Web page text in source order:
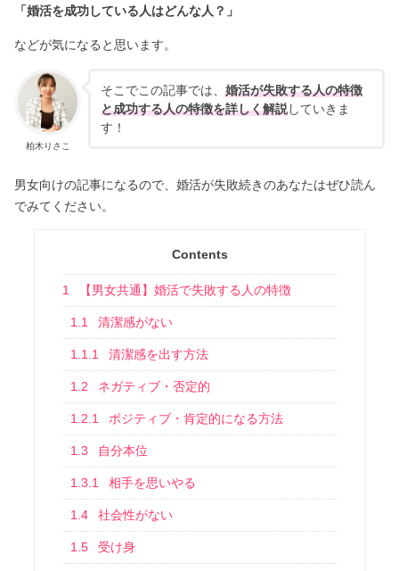
「婚活を成功している人はどんな人？」
などが気になると思います。
柏木りさこ
そこでこの記事では、 婚活が失敗する人の特徴
と成功する人の特徴を詳しく解説していきま
す！
男女向けの記事になるので、婚活が失敗続きのあなたはぜひ読ん
でみてください。
Contents
1 【男女共通】婚活で失敗する人の特徴
1.1 清潔感がない
1.1.1 清潔感を出す方法
1.2 ネガティブ・否定的
1.2.1 ポジティブ・肯定的になる方法
1.3 自分本位
1.3.1 相手を思いやる
1.4 社会性がない
1.5 受け身